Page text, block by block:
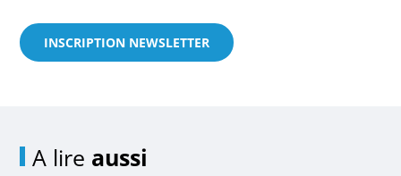
INSCRIPTION NEWSLETTER
A lire aussi